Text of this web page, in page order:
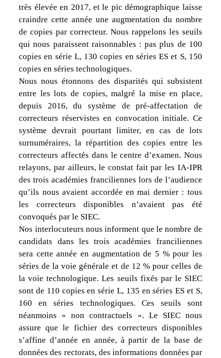
très élevée en 2017, et le pic démographique laisse
craindre cette année une augmentation du nombre
de copies par correcteur. Nous rappelons les seuils
qui nous paraissent raisonnables : pas plus de 100
copies en série L, 130 copies en séries ES et S, 150
copies en séries technologiques.
Nous nous étonnons des disparités qui subsistent
entre les lots de copies, malgré la mise en place,
depuis 2016, du système de pré-affectation de
correcteurs réservistes en convocation initiale. Ce
système devrait pourtant limiter, en cas de lots
surnuméraires, la répartition des copies entre les
correcteurs affectés dans le centre d’examen. Nous
relayons, par ailleurs, le constat fait par les IA-IPR
des trois académies franciliennes lors de l’audience
qu’ils nous avaient accordée en mai dernier : tous
les correcteurs disponibles n’avaient pas été
convoqués par le SIEC.
Nos interlocuteurs nous informent que le nombre de
candidats dans les trois académies franciliennes
sera cette année en augmentation de 5 % pour les
séries de la voie générale et de 12 % pour celles de
la voie technologique. Les seuils fixés par le SIEC
sont de 110 copies en série L, 135 en séries ES et S,
160 en séries technologiques. Ces seuils sont
néanmoins « non contractuels ». Le SIEC nous
assure que le fichier des correcteurs disponibles
s’affine d’année en année, à partir de la base de
données des rectorats, des informations données par